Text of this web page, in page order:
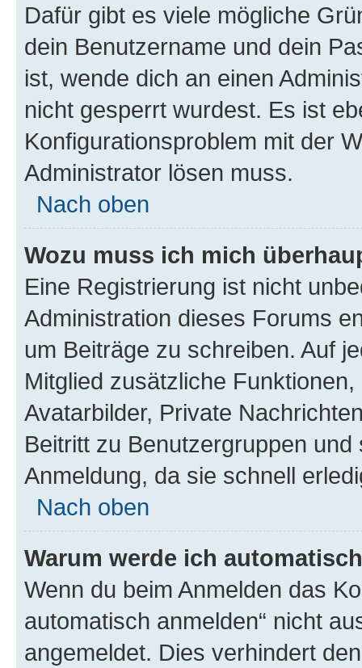
Dafür gibt es viele mögliche
dein Benutzername und dein
ist, wende dich an einen
nicht gesperrt wurdest. Es ist
Konfigurationsproblem mit der
Administrator lösen muss.
Nach oben
Wozu muss ich mich
Eine Registrierung ist nicht
Administration dieses Forums
um Beiträge zu schreiben. Auf
Mitglied zusätzliche
Avatarbilder, Private
Beitritt zu Benutzergruppen
Anmeldung, da sie schnell
Nach oben
Warum werde ich
Wenn du beim Anmelden das
automatisch anmelden“ nicht
angemeldet. Dies verhindert